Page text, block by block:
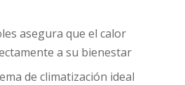
asegura que el calor
a su bienestar
de climatización ideal